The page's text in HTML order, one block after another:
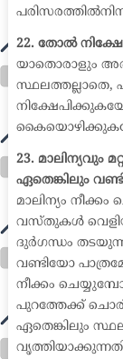
22. തോൽ
യാതൊരാളും
സ്ഥലത്തല്ലാതെ,
23. മാലിന്യവും
ഏതെങ്കിലും
മാലിന്യം
വസ്തുകൾ
ദുർഗന്ധം
വണ്ടിയോ
നീക്കം
പുറത്തേക്ക്
ഏതെങ്കിലും